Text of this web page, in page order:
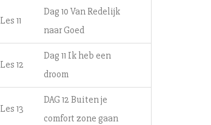
Les 11
Dag 10 Van Redelijk
naar Goed
Les 12
Dag 11 Ik heb een
droom
Les 13
DAG 12 Buiten je
comfort zone gaan